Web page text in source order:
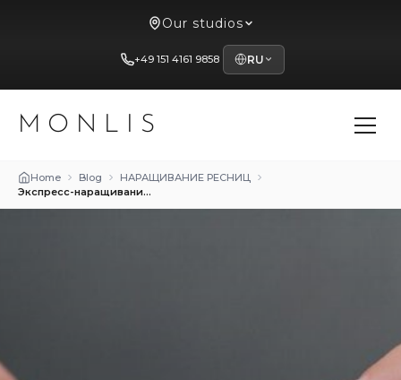
Our studios
+49 151 4161 9858 RU
MONLIS
Home Blog
НАРАЩИВАНИЕ РЕСНИЦ
Экспресс-наращивание ресниц: процедура для создания эффектного образа